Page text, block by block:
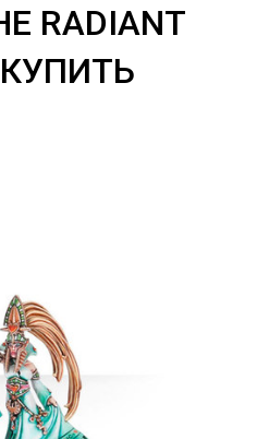
RADIANT
КУПИТЬ